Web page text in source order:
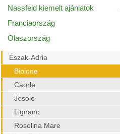
Nassfeld kiemelt ajánlatok
Franciaország
Olaszország
Észak-Adria
Bibione
Caorle
Jesolo
Lignano
Rosolina Mare